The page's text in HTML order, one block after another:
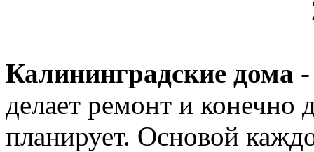
Калининградские дома
делает ремонт и конечно
планирует. Основой